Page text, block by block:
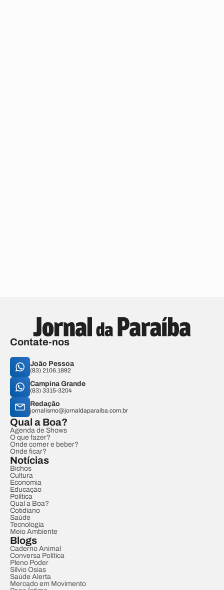
Contate-nos
João Pessoa
(83) 2106.1892
Campina Grande
(83) 3315-3204
Redação
jornalismo@jornaldaparaiba.com.br
Qual a Boa?
Agenda de Shows
O que fazer?
Onde comer e beber?
Onde ficar?
Notícias
Bichos
Cultura
Economia
Educação
Política
Qual a Boa?
Cotidiano
Saúde
Tecnologia
Meio Ambiente
Blogs
Caderno Animal
Conversa Política
Pleno Poder
Sílvio Osias
Saúde Alerta
Mercado em Movimento